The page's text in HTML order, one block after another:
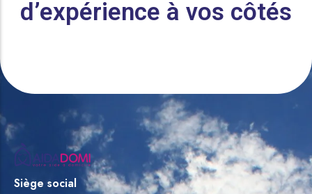
d’expérience à vos côtés
Siège social